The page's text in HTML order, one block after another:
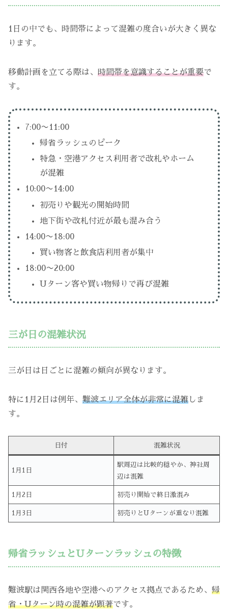
1日の中でも、時間帯によって混雑の度合いが大きく異な
ります。
移動計画を立てる際は、 時間帯を意識することが重要で
す。
7:00〜11:00
帰省ラッシュのピーク
特急・空港アクセス利用者で改札やホーム
が混雑
10:00〜14:00
初売りや観光の開始時間
地下街や改札付近が最も混み合う
14:00〜18:00
買い物客と飲食店利用者が集中
18:00〜20:00
Uターン客や買い物帰りで再び混雑
三が日の混雑状況
三が日は日ごとに混雑の傾向が異なります。
特に1月2日は例年、 難波エリア全体が非常に混雑 しま
す。
日付 混雑状況
1月1日
駅周辺は比較的穏やか、神社周
辺は混雑
1月2日 初売り開始で終日激混み
1月3日 初売りとUターンが重なり混雑
帰省ラッシュとUターンラッシュの特徴
難波駅は関西各地や空港へのアクセス拠点であるため、 帰
省・Uターン時の混雑が顕著です。